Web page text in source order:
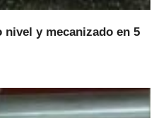
nivel y mecanizado en 5